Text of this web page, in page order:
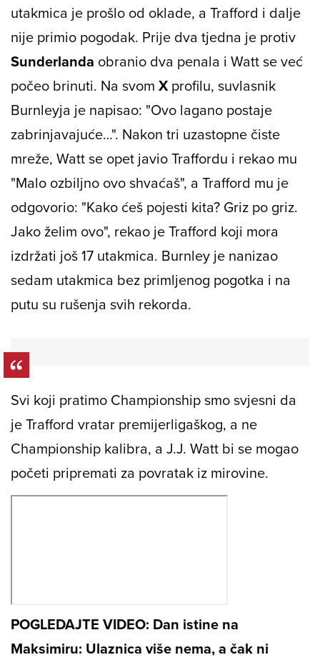
utakmica je prošlo od oklade, a Trafford i dalje
nije primio pogodak. Prije dva tjedna je protiv
Sunderlanda obranio dva penala i Watt se već
počeo brinuti. Na svom Xprofilu, suvlasnik
Burnleyja je napisao: "Ovo lagano postaje
zabrinjavajuće…". Nakon tri uzastopne čiste
mreže, Watt se opet javio Traffordu i rekao mu
"Malo ozbiljno ovo shvaćaš", a Trafford mu je
odgovorio: "Kako ćeš pojesti kita? Griz po griz.
Jako želim ovo", rekao je Trafford koji mora
izdržati još 17 utakmica. Burnley je nanizao
sedam utakmica bez primljenog pogotka i na
putu su rušenja svih rekorda.
Svi koji pratimo Championship smo svjesni da
je Trafford vratar premijerligaškog, a ne
Championship kalibra, a J.J. Watt bi se mogao
početi pripremati za povratak iz mirovine.
POGLEDAJTE VIDEO: Dan istine na
Maksimiru: Ulaznica više nema, a čak ni